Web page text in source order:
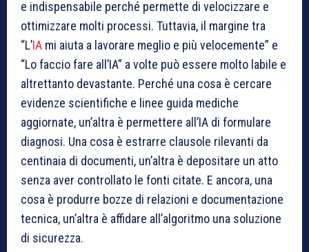
e indispensabile perché permette di velocizzare e
ottimizzare molti processi. Tuttavia, il margine tra
“L’IA mi aiuta a lavorare meglio e più velocemente” e
“Lo faccio fare all’IA” a volte può essere molto labile e
altrettanto devastante. Perché una cosa è cercare
evidenze scientifiche e linee guida mediche
aggiornate, un’altra è permettere all’IA di formulare
diagnosi. Una cosa è estrarre clausole rilevanti da
centinaia di documenti, un’altra è depositare un atto
senza aver controllato le fonti citate. E ancora, una
cosa è produrre bozze di relazioni e documentazione
tecnica, un’altra è affidare all’algoritmo una soluzione
di sicurezza.